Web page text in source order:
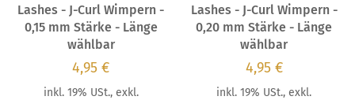
Lashes - J-Curl Wimpern -
0,15 mm Stärke - Länge
wählbar
4,95 €
inkl. 19% USt., exkl.
Lashes - J-Curl Wimpern -
0,20 mm Stärke - Länge
wählbar
4,95 €
inkl. 19% USt.,exkl.